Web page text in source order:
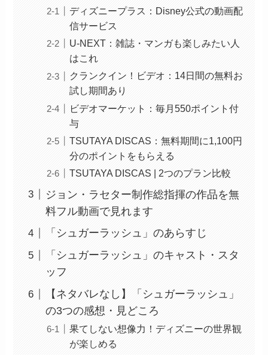
ディズニープラス：Disney公式の動画配
信サービス
U-NEXT：雑誌・マンガも楽しみたい人
はこれ
クランクイン！ビデオ：14日間の無料お
試し期間あり
ビデオマーケット：毎月550ポイント付
与
TSUTAYA DISCAS：無料期間に1,100円
分のポイントをもらえる
TSUTAYA DISCAS | 2つのプラン比較
ジョン・ラセター制作総指揮の作品を無
料フル動画で見れます
「シュガーラッシュ」のあらすじ
「シュガーラッシュ」のキャスト・スタ
ッフ
【ネタバレなし】「シュガーラッシュ」
の3つの感想・見どころ
果てしない想像力！ディズニーの世界観
が楽しめる